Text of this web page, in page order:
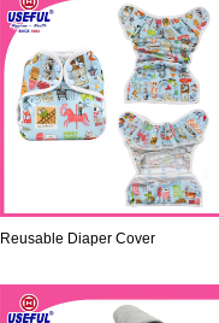
Reusable Diaper Cover